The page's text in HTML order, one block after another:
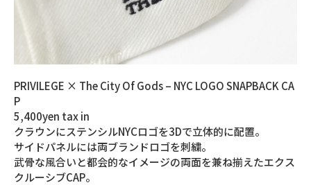
PRIVILEGE × The City Of Gods – NYC LOGO SNAPBACK CA
P
5,400yen tax in
クラウンにステンシルNYCロゴを3Dで立体的に配置。
サイドパネルには両ブランドロゴを刺繍。
武骨な風合いと都会的なイメージの両面を兼ね揃えたエクス
クルーシブCAP。